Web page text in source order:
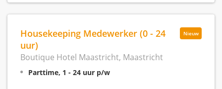
Nieuw
Housekeeping Medewerker (0 - 24
uur)
Boutique Hotel Maastricht, Maastricht
Parttime, 1 - 24 uur p/w